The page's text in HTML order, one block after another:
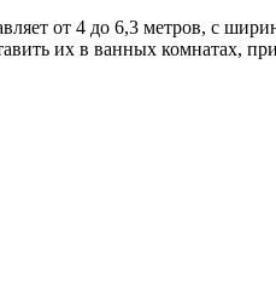
от 4 до 6,3 метров, с
их в ванных комнатах,